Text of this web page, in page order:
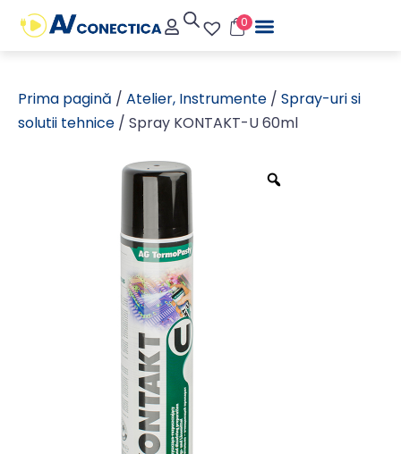
0
Prima pagină / Atelier, Instrumente / Spray-uri si
solutii tehnice / Spray KONTAKT-U 60ml